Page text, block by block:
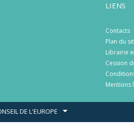
LIENS
Contacts
Plan du
Librairie
Cession
Mentions
DE L'EUROPE